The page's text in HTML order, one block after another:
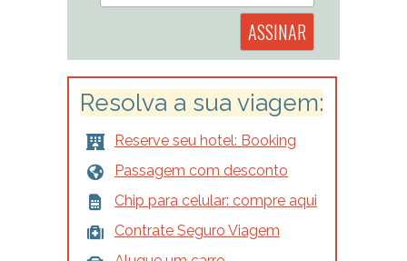
Resolva a sua viagem:
Reserve seu hotel: Booking
Passagem com desconto
Chip para celular: compre aqui
Contrate Seguro Viagem